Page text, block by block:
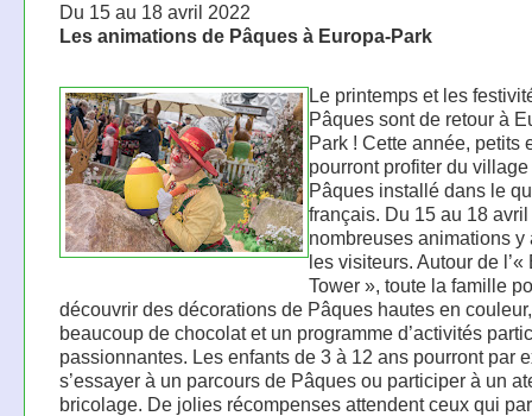
Du 15 au 18 avril 2022
Les animations de Pâques à Europa-Park
Le printemps et les
Pâques sont de retour à
Park ! Cette année, petits
pourront profiter du
Pâques installé dans le
français. Du 15 au 18
nombreuses animations y
les visiteurs. Autour de l’«
Tower », toute la famille
découvrir des décorations de Pâques hautes en couleur,
beaucoup de chocolat et un programme d’activités
passionnantes. Les enfants de 3 à 12 ans pourront par
s’essayer à un parcours de Pâques ou participer à un
bricolage. De jolies récompenses attendent ceux qui